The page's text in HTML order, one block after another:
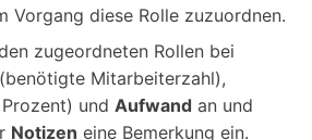
Vorgang diese Rolle zuzuordnen.
zugeordneten Rollen bei
(benötigte Mitarbeiterzahl),
und Aufwand an und
Notizen eine Bemerkung ein.